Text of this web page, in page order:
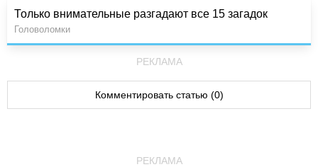
Только внимательные разгадают все 15 загадок
Головоломки
РЕКЛАМА
Комментировать статью (0)
РЕКЛАМА